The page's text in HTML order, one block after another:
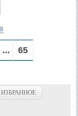
... 65
ИЗБРАННОЕ